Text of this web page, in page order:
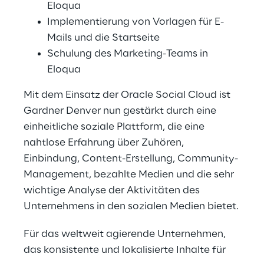
Eloqua
Implementierung von Vorlagen für E-
Mails und die Startseite
Schulung des Marketing-Teams in
Eloqua
Mit dem Einsatz der Oracle Social Cloud ist
Gardner Denver nun gestärkt durch eine
einheitliche soziale Plattform, die eine
nahtlose Erfahrung über Zuhören,
Einbindung, Content-Erstellung, Community-
Management, bezahlte Medien und die sehr
wichtige Analyse der Aktivitäten des
Unternehmens in den sozialen Medien bietet.
Für das weltweit agierende Unternehmen,
das konsistente und lokalisierte Inhalte für